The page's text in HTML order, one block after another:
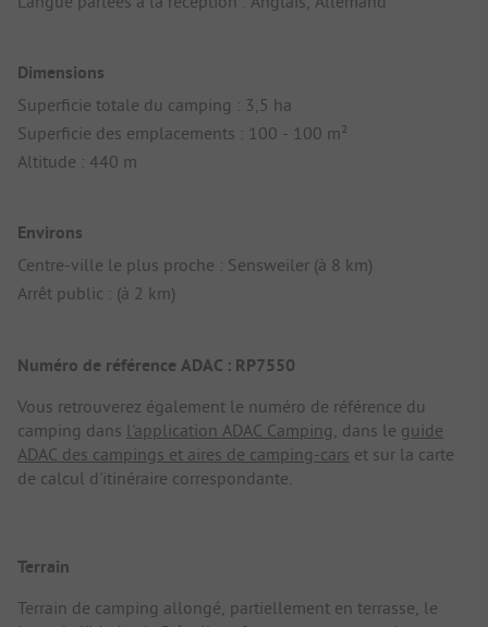
Dimensions
Superficie totale du camping : 3,5 ha
Superficie des emplacements : 100 - 100 m²
Altitude : 440 m
Environs
Centre-ville le plus proche : Sensweiler (à 8 km)
Arrêt public : (à 2 km)
Numéro de référence ADAC : RP7550
Vous retrouverez également le numéro de référence du
camping dans l'application ADAC Camping , dans le guide
ADAC des campings et aires de camping-cars et sur la carte
de calcul d'itinéraire correspondante.
Terrain
Terrain de camping allongé, partiellement en terrasse, le